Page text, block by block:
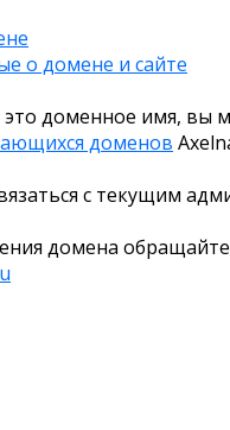
о домене и сайте
доменное имя, вы
доменов
с текущим
домена